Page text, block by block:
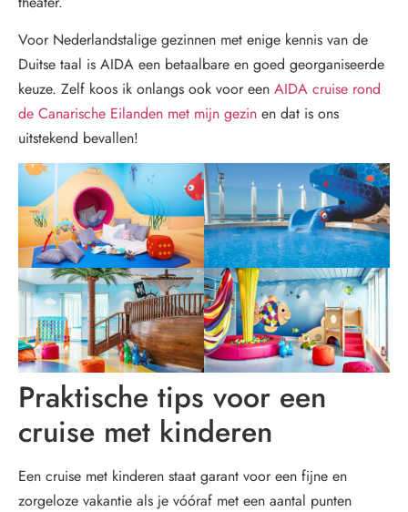
Voor Nederlandstalige gezinnen met enige kennis van de
Duitse taal is AIDA een betaalbare en goed georganiseerde
keuze. Zelf koos ik onlangs ook voor een AIDA cruise rond
de Canarische Eilanden met mijn gezin en dat is ons
uitstekend bevallen!
Praktische tips voor een
cruise met kinderen
Een cruise met kinderen staat garant voor een fijne en
zorgeloze vakantie als je vóóraf met een aantal punten